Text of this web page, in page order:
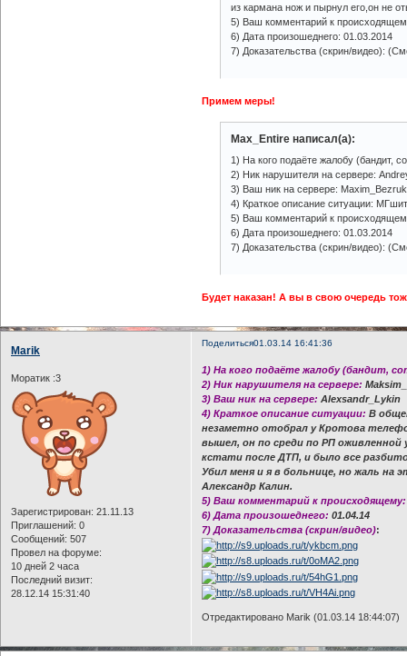
из кармана нож и пырнул его,он не
5) Ваш комментарий к
6) Дата произошеднего: 01.03.2014
7) Доказательства (скрин/видео):
Примем меры!
Max_Entire написал(а):
1) На кого подаёте жалобу (бандит,
2) Ник нарушителя на сервере:
3) Ваш ник на сервере:
4) Краткое описание ситуации:
5) Ваш комментарий к
6) Дата произошеднего: 01.03.2014
7) Доказательства (скрин/видео):
Будет наказан! А вы в свою очередь
Поделиться01.03.14 16:41:36
Marik
Моратик :3
Зарегистрирован: 21.11.13
Приглашений: 0
Сообщений: 507
Провел на форуме:
10 дней 2 часа
Последний визит:
28.12.14 15:31:40
1) На кого подаёте жалобу (бандит,
2) Ник нарушителя на сервере:
3) Ваш ник на сервере: Alexsandr_Lykin
4) Краткое описание ситуации: В
незаметно отобрал у Кротова
вышел, он по среди по РП
кстати после ДТП, и было все
Убил меня и я в больнице, но жаль на
Александр Калин.
5) Ваш комментарий к происходящему:
6) Дата произошеднего: 01.04.14
7) Доказательства (скрин/видео):
Отредактировано Marik (01.03.14 18:44:07)